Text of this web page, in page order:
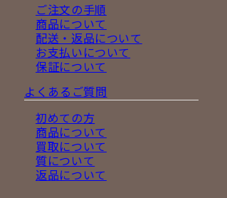
ご注文の手順
商品について
配送・返品について
お支払いについて
保証について
よくあるご質問
初めての方
商品について
買取について
質について
返品について